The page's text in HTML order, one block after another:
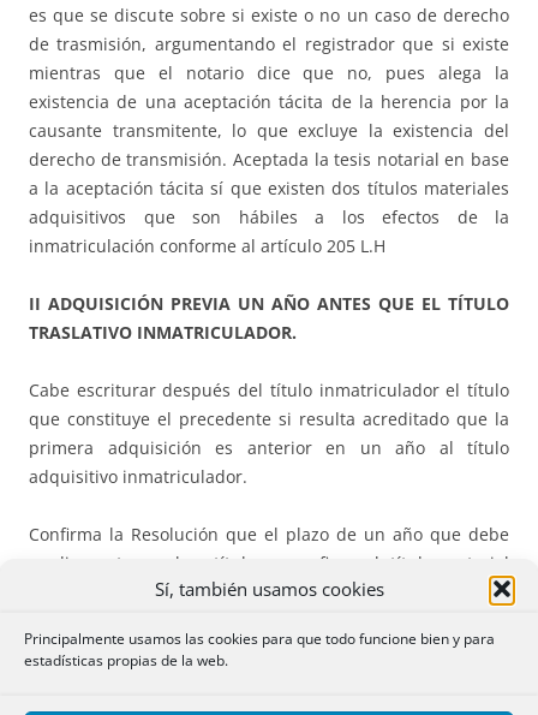
Sí, también usamos cookies
Principalmente usamos las cookies para que todo funcione bien y para
estadísticas propias de la web.
es que se discute sobre si existe o no un caso de derecho
de trasmisión, argumentando el registrador que si existe
mientras que el notario dice que no, pues alega la
existencia de una aceptación tácita de la herencia por la
causante transmitente, lo que excluye la existencia del
derecho de transmisión. Aceptada la tesis notarial en base
a la aceptación tácita sí que existen dos títulos materiales
adquisitivos que son hábiles a los efectos de la
inmatriculación conforme al artículo 205 L.H
II ADQUISICIÓN PREVIA UN AÑO ANTES QUE EL TÍTULO
TRASLATIVO INMATRICULADOR.
Cabe escriturar después del título inmatriculador el título
que constituye el precedente si resulta acreditado que la
primera adquisición es anterior en un año al título
adquisitivo inmatriculador.
Confirma la Resolución que el plazo de un año que debe
mediar entre ambos títulos se refiere al título material
adquisitivo, no al título público que lo documenta, lo que
sucesorio nos lleva a lo siguiente:
“…Ello permite interpretar que en los casos de aceptación